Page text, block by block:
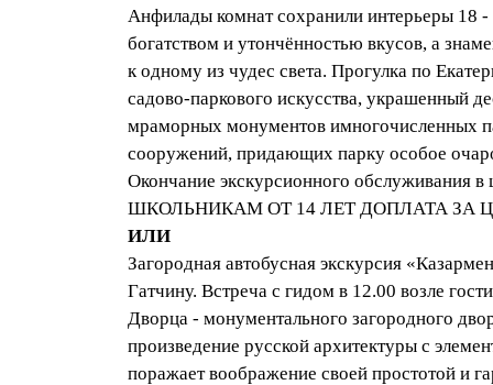
Анфилады комнат сохранили интерьеры 18
богатством и утончённостью вкусов, а
к одному из чудес света. Прогулка по
садово-паркового искусства, украшенный
мраморных монументов имногочисленных
сооружений, придающих парку особое
Окончание экскурсионного обслуживания
ШКОЛЬНИКАМ ОТ 14 ЛЕТ ДОПЛАТА ЗА
ИЛИ
Загородная автобусная экскурсия
Гатчину. Встреча с гидом в 12.00 возле
Дворца - монументального загородного
произведение русской архитектуры с
поражает воображение своей простотой и